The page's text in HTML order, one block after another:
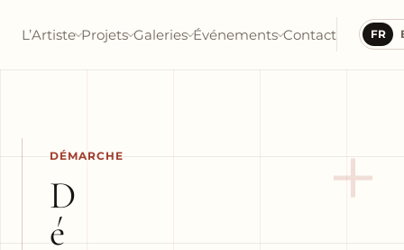
L’Artiste Projets Galeries Événements Contact FR
+
DÉMARCHE
D
é